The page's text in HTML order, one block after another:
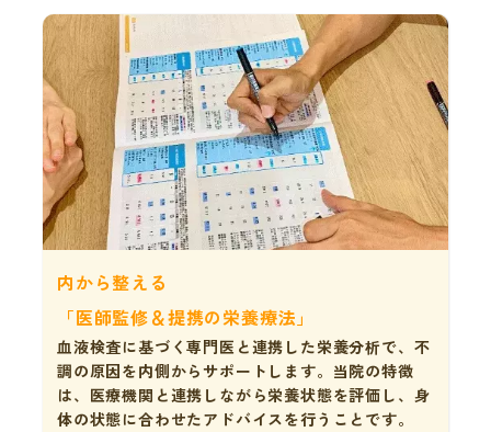
内から整える
「医師監修＆提携の栄養療法」
血液検査に基づく専門医と連携した栄養分析で、不
調の原因を内側からサポートします。当院の特徴
は、医療機関と連携しながら栄養状態を評価し、身
体の状態に合わせたアドバイスを行うことです。